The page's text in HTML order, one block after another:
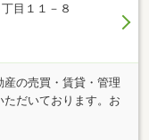
目１１－８
の売買・賃貸・管理
だいております。お
せて頂きます。お住